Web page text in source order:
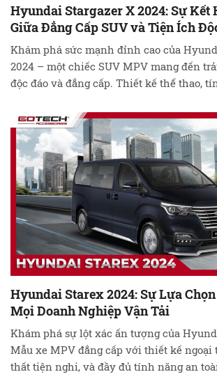
Hyundai Stargazer X 2024: Sự Kết
Giữa Đẳng Cấp SUV và Tiện Ích
Khám phá sức mạnh đỉnh cao của
2024 – một chiếc SUV MPV mang đến
độc đáo và đẳng cấp. Thiết kế thể thao,
mới trong thế giới ô tô. Đọc …Đọc tiếp
Hyundai Starex 2024: Sự Lựa
Mọi Doanh Nghiệp Vận Tải
Khám phá sự lột xác ấn tượng của
Mẫu xe MPV đẳng cấp với thiết kế ngoại
thất tiện nghi, và đầy đủ tính năng an